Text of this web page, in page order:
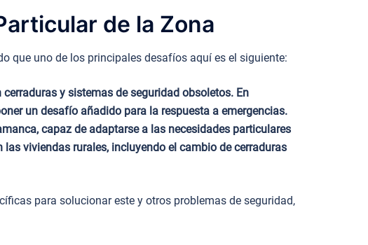
de la Zona
que uno de los principales desafíos aquí es el siguiente:
y sistemas de seguridad obsoletos. En
un desafío añadido para la respuesta a emergencias.
capaz de adaptarse a las necesidades particulares
viviendas rurales, incluyendo el cambio de cerraduras
para solucionar este y otros problemas de seguridad,